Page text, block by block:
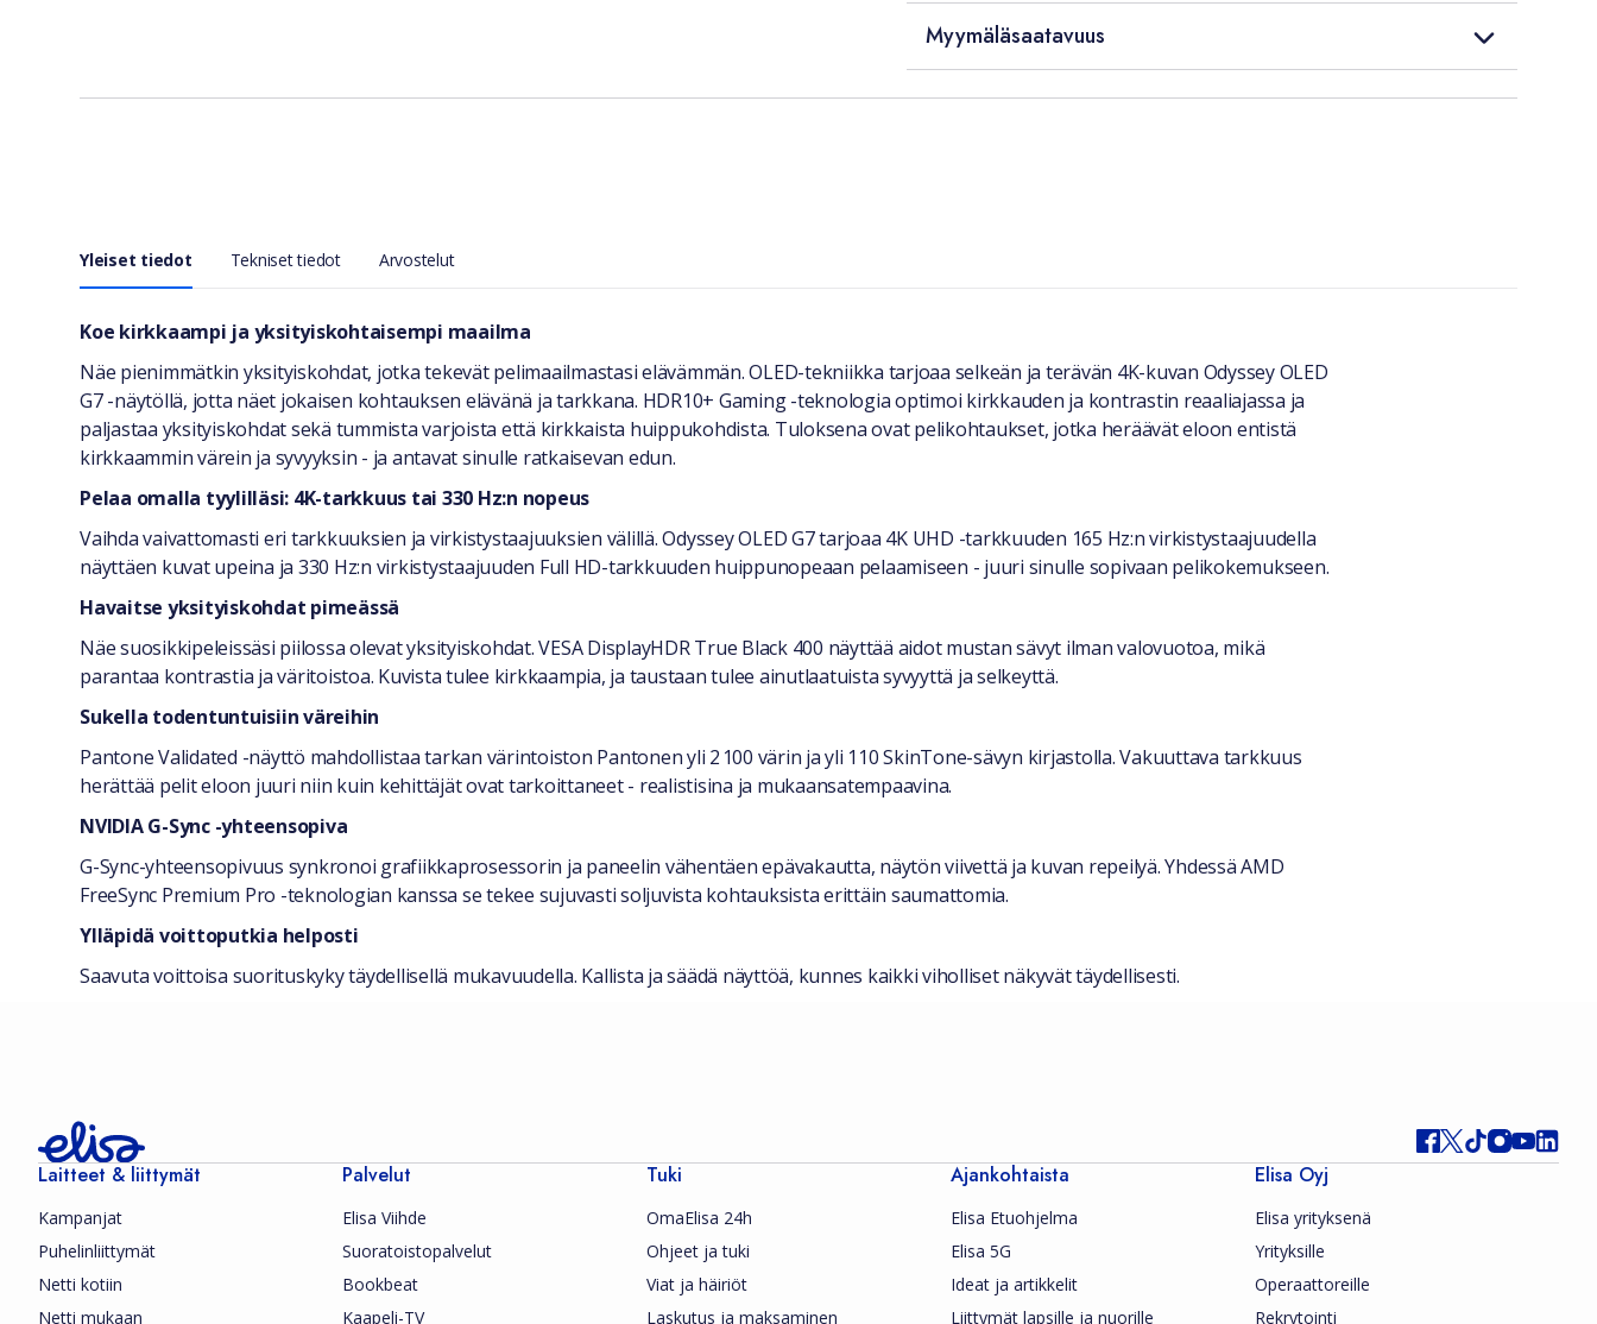
Myymäläsaatavuus
Yleiset tiedot Tekniset tiedot Arvostelut
Yleiset tiedot
Koe kirkkaampi ja yksityiskohtaisempi maailma
Näe pienimmätkin yksityiskohdat, jotka tekevät pelimaailmastasi elävämmän. OLED-tekniikka tarjoaa selkeän ja terävän 4K-kuvan Odyssey OLED
G7 -näytöllä, jotta näet jokaisen kohtauksen elävänä ja tarkkana. HDR10+ Gaming -teknologia optimoi kirkkauden ja kontrastin reaaliajassa ja
paljastaa yksityiskohdat sekä tummista varjoista että kirkkaista huippukohdista. Tuloksena ovat pelikohtaukset, jotka heräävät eloon entistä
kirkkaammin värein ja syvyyksin - ja antavat sinulle ratkaisevan edun.
Pelaa omalla tyylilläsi: 4K-tarkkuus tai 330 Hz:n nopeus
Vaihda vaivattomasti eri tarkkuuksien ja virkistystaajuuksien välillä. Odyssey OLED G7 tarjoaa 4K UHD -tarkkuuden 165 Hz:n virkistystaajuudella
näyttäen kuvat upeina ja 330 Hz:n virkistystaajuuden Full HD-tarkkuuden huippunopeaan pelaamiseen - juuri sinulle sopivaan pelikokemukseen.
Havaitse yksityiskohdat pimeässä
Näe suosikkipeleissäsi piilossa olevat yksityiskohdat. VESA DisplayHDR True Black 400 näyttää aidot mustan sävyt ilman valovuotoa, mikä
parantaa kontrastia ja väritoistoa. Kuvista tulee kirkkaampia, ja taustaan tulee ainutlaatuista syvyyttä ja selkeyttä.
Sukella todentuntuisiin väreihin
Pantone Validated -näyttö mahdollistaa tarkan värintoiston Pantonen yli 2 100 värin ja yli 110 SkinTone-sävyn kirjastolla. Vakuuttava tarkkuus
herättää pelit eloon juuri niin kuin kehittäjät ovat tarkoittaneet - realistisina ja mukaansatempaavina.
NVIDIA G-Sync -yhteensopiva
G-Sync-yhteensopivuus synkronoi grafiikkaprosessorin ja paneelin vähentäen epävakautta, näytön viivettä ja kuvan repeilyä. Yhdessä AMD
FreeSync Premium Pro -teknologian kanssa se tekee sujuvasti soljuvista kohtauksista erittäin saumattomia.
Ylläpidä voittoputkia helposti
Saavuta voittoisa suorituskyky täydellisellä mukavuudella. Kallista ja säädä näyttöä, kunnes kaikki viholliset näkyvät täydellisesti.
Laitteet & liittymät
Kampanjat
Puhelinliittymät
Netti kotiin
Netti mukaan
Palvelut
Elisa Viihde
Suoratoistopalvelut
Bookbeat
Kaapeli-TV
Tuki
OmaElisa 24h
Ohjeet ja tuki
Viat ja häiriöt
Laskutus ja maksaminen
Ajankohtaista
Elisa Etuohjelma
Elisa 5G
Ideat ja artikkelit
Liittymät lapsille ja nuorille
Elisa Oyj
Elisa yrityksenä
Yrityksille
Operaattoreille
Rekrytointi